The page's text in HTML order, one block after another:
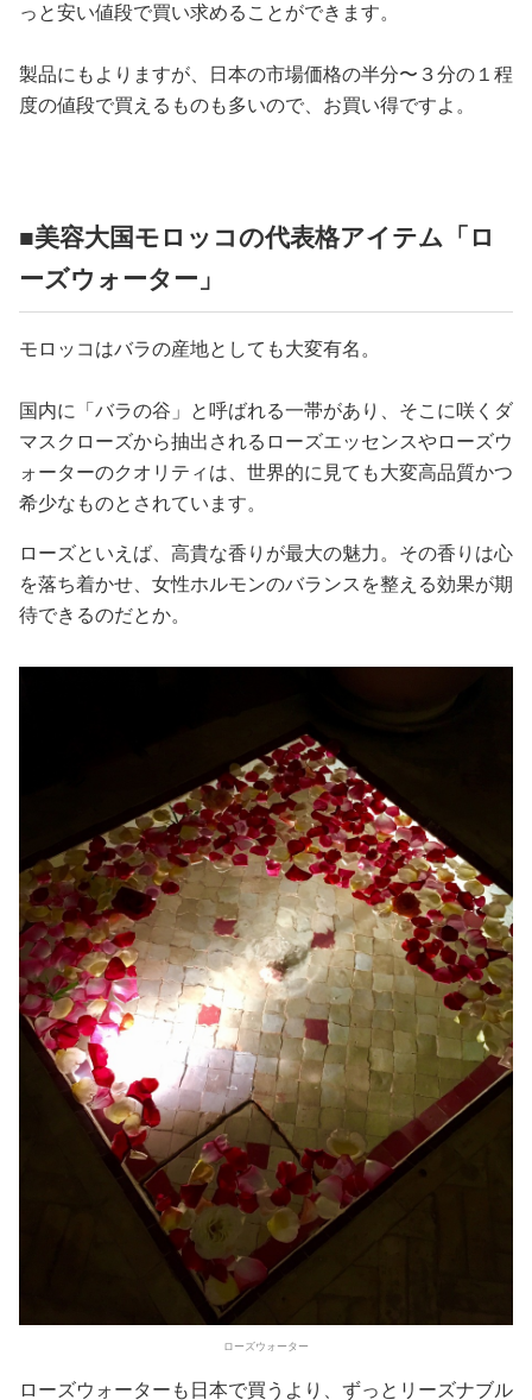
っと安い値段で買い求めることができます。
製品にもよりますが、日本の市場価格の半分〜３分の１程
度の値段で買えるものも多いので、お買い得ですよ。
■美容大国モロッコの代表格アイテム「ロ
ーズウォーター」
モロッコはバラの産地としても大変有名。
国内に「バラの谷」と呼ばれる一帯があり、そこに咲くダ
マスクローズから抽出されるローズエッセンスやローズウ
ォーターのクオリティは、世界的に見ても大変高品質かつ
希少なものとされています。
ローズといえば、高貴な香りが最大の魅力。その香りは心
を落ち着かせ、女性ホルモンのバランスを整える効果が期
待できるのだとか。
ローズウォーター
ローズウォーターも日本で買うより、ずっとリーズナブル